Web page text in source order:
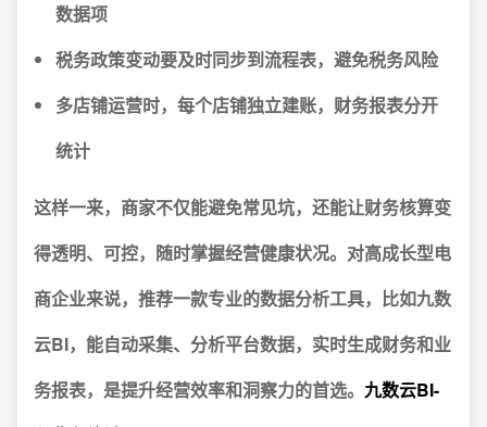
数据项
税务政策变动要及时同步到流程表，避免税务风险
多店铺运营时，每个店铺独立建账，财务报表分开
统计
这样一来，商家不仅能避免常见坑，还能让财务核算变
得透明、可控，随时掌握经营健康状况。对高成长型电
商企业来说，推荐一款专业的数据分析工具，比如九数
云BI，能自动采集、分析平台数据，实时生成财务和业
务报表，是提升经营效率和洞察力的首选。 九数云BI-